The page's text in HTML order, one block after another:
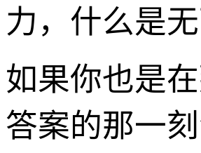
力，什么是
如果你也是
答案的那一